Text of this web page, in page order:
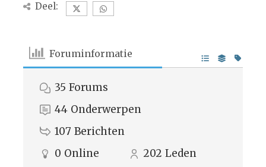
Deel:
Foruminformatie
35 Forums
44 Onderwerpen
107 Berichten
0 Online 202 Leden